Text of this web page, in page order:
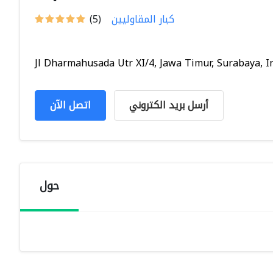
(5) كبار المقاوليين
Jl Dharmahusada Utr XI/4, Jawa Timur, Surabaya,
اتصل الآن أرسل بريد الكتروني
حول